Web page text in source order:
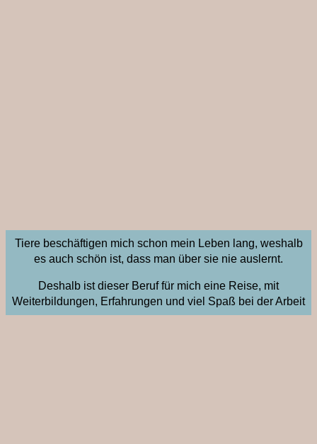
Tiere beschäftigen mich schon mein Leben lang, weshalb
es auch schön ist, dass man über sie nie auslernt.
Deshalb ist dieser Beruf für mich eine Reise, mit
Weiterbildungen, Erfahrungen und viel Spaß bei der Arbeit